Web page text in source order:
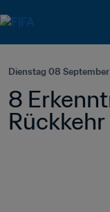
Dienstag 08 September
8